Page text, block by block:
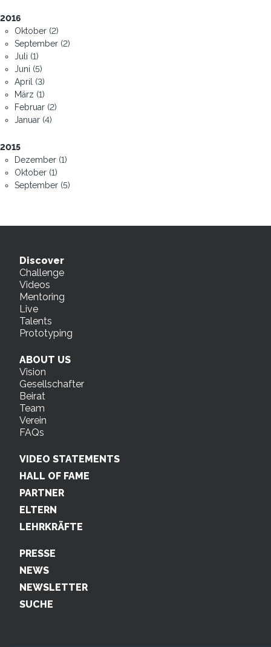
2016
Oktober (2)
September (2)
Juli (1)
Juni (5)
April (3)
März (1)
Februar (2)
Januar (4)
2015
Dezember (1)
Oktober (1)
September (5)
Discover
Challenge
Videos
Mentoring
Live
Talents
Prototyping
ABOUT US
Vision
Gesellschafter
Beirat
Team
Verein
FAQs
VIDEO STATEMENTS
HALL OF FAME
PARTNER
ELTERN
LEHRKRÄFTE
PRESSE
NEWS
NEWSLETTER
SUCHE